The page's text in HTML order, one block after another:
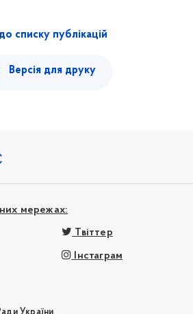
списку публікацій
Версія для друку
мережах:
Твіттер
Інстаграм